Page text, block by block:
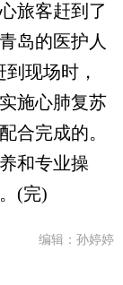
旅客赶到了
岛的医护人
现场时，
施心肺复苏
合完成的。
和专业操
(完)
编辑：孙婷婷